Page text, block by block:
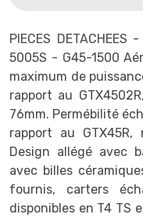
PIECES
5005S - G45-1500
maximum de
rapport au
76mm. Permébilité
rapport au
Design allégé avec
avec billes
fournis, carters
disponibles en T4 TS